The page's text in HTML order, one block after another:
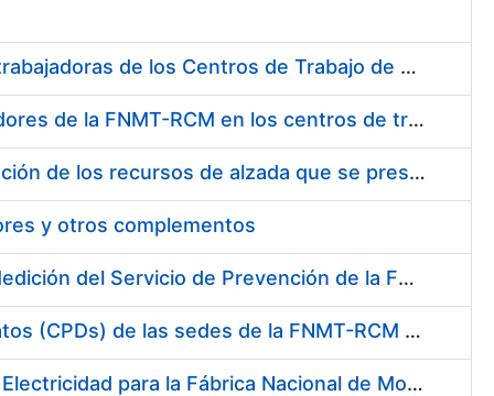
Suministro de Protectores Auditivos a medida para las personas trabajadoras de los Centros de Trabajo de Madrid y Burgos
Suministro de gafas graduadas antiproyecciones para los trabajadores de la FNMT-RCM en los centros de trabajo de Madrid y Burgos
Servicios de una empresa externa para el asesoramiento y resolución de los recursos de alzada que se presentan relacionados con procesos de selección para la FNMT-RCM
y otros complementos
Servicio de Calibración y Verificación Externa de los Equipos de Medición del Servicio de Prevención de la FNMT-RCM
Conexión mediante Fibra Óptica de los Centros de Proceso de Datos (CPDs) de las sedes de la FNMT-RCM de Burgos y Madrid
Contratación de acuerdo marco para el Suministro de Material de Electricidad para la Fábrica Nacional de Moneda y Timbre-Real Casa de la Moneda en su centro de trabajo de Burgos